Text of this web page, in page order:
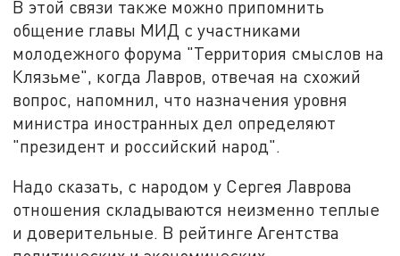
В этой связи также можно припомнить
общение главы МИД с участниками
молодежного форума "Территория смыслов на
Клязьме", когда Лавров, отвечая на схожий
вопрос, напомнил, что назначения уровня
министра иностранных дел определяют
"президент и российский народ".
Надо сказать, с народом у Сергея Лаврова
отношения складываются неизменно теплые
и доверительные. В рейтинге Агентства